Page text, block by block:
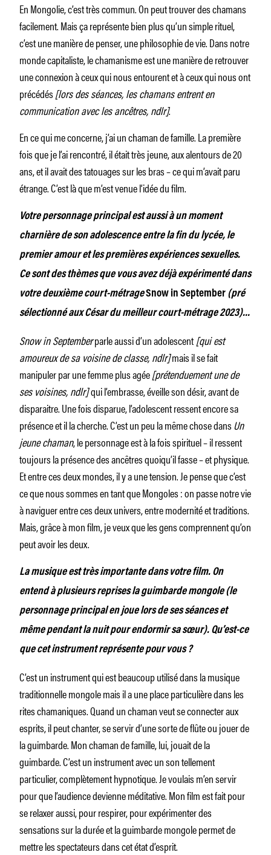
En Mongolie, c’est très commun. On peut trouver des chamans
facilement. Mais ça représente bien plus qu’un simple rituel,
c’est une manière de penser, une philosophie de vie. Dans notre
monde capitaliste, le chamanisme est une manière de retrouver
une connexion à ceux qui nous entourent et à ceux qui nous ont
précédés[lors des séances, les chamans entrent en
communication avec les ancêtres, ndlr].
En ce qui me concerne, j’ai un chaman de famille. La première
fois que je l’ai rencontré, il était très jeune, aux alentours de 20
ans, et il avait des tatouages sur les bras – ce qui m’avait paru
étrange. C’est là que m’est venue l’idée du film.
Votre personnage principal est aussi à un moment
charnière de son adolescence entre la fin du lycée, le
premier amour et les premières expériences sexuelles.
Ce sont des thèmes que vous avez déjà expérimenté dans
votre deuxième court-métrageSnow in September (pré
sélectionné aux César du meilleur court-métrage 2023)…
Snow in Septemberparle aussi d’un adolescent[qui est
amoureux de sa voisine de classe, ndlr]mais il se fait
manipuler par une femme plus agée[prétenduement une de
ses voisines, ndlr]qui l’embrasse, éveille son désir, avant de
disparaitre. Une fois disparue, l’adolescent ressent encore sa
présence et il la cherche. C’est un peu la même chose dansUn
jeune chaman, le personnage est à la fois spirituel – il ressent
toujours la présence des ancêtres quoiqu’il fasse – et physique.
Et entre ces deux mondes, il y a une tension. Je pense que c’est
ce que nous sommes en tant que Mongoles : on passe notre vie
à naviguer entre ces deux univers, entre modernité et traditions.
Mais, grâce à mon film, je veux que les gens comprennent qu’on
peut avoir les deux.
La musique est très importante dans votre film. On
entend à plusieurs reprises la guimbarde mongole (le
personnage principal en joue lors de ses séances et
même pendant la nuit pour endormir sa sœur). Qu’est-ce
que cet instrument représente pour vous ?
C’est un instrument qui est beaucoup utilisé dans la musique
traditionnelle mongole mais il a une place particulière dans les
rites chamaniques. Quand un chaman veut se connecter aux
esprits, il peut chanter, se servir d’une sorte de flûte ou jouer de
la guimbarde. Mon chaman de famille, lui, jouait de la
guimbarde. C’est un instrument avec un son tellement
particulier, complètement hypnotique. Je voulais m’en servir
pour que l’audience devienne méditative. Mon film est fait pour
se relaxer aussi, pour respirer, pour expérimenter des
sensations sur la durée et la guimbarde mongole permet de
mettre les spectateurs dans cet état d’esprit.